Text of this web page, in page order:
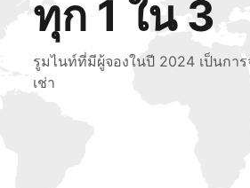
ทุก 1 ใน 3
รูมไนท์ที่มีผู้จองในปี 2024 เป็นกา
เช่า